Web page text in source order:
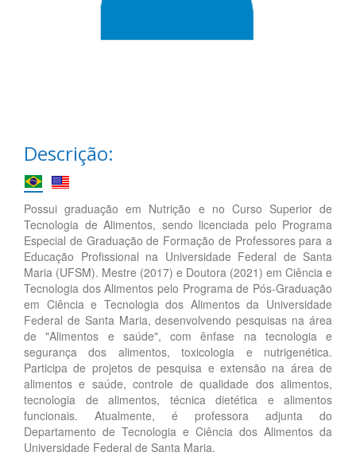
Descrição:
Possui graduação em Nutrição e no Curso Superior de
Tecnologia de Alimentos, sendo licenciada pelo Programa
Especial de Graduação de Formação de Professores para a
Educação Profissional na Universidade Federal de Santa
Maria (UFSM). Mestre (2017) e Doutora (2021) em Ciência e
Tecnologia dos Alimentos pelo Programa de Pós-Graduação
em Ciência e Tecnologia dos Alimentos da Universidade
Federal de Santa Maria, desenvolvendo pesquisas na área
de "Alimentos e saúde", com ênfase na tecnologia e
segurança dos alimentos, toxicologia e nutrigenética.
Participa de projetos de pesquisa e extensão na área de
alimentos e saúde, controle de qualidade dos alimentos,
tecnologia de alimentos, técnica dietética e alimentos
funcionais. Atualmente, é professora adjunta do
Departamento de Tecnologia e Ciência dos Alimentos da
Universidade Federal de Santa Maria.